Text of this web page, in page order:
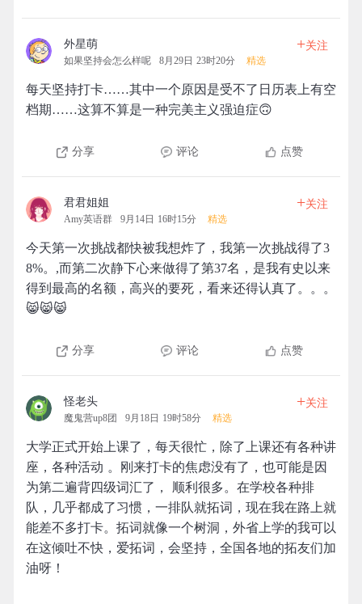
外星萌
如果坚持会怎么样呢 8月29日 23时20分 精选
+关注
每天坚持打卡……其中一个原因是受不了日历表上有空
档期……这算不算是一种完美主义强迫症🙃
分享 评论 点赞
君君姐姐
Amy英语群 9月14日 16时15分 精选
+关注
今天第一次挑战都快被我想炸了，我第一次挑战得了3
8%。,而第二次静下心来做得了第37名，是我有史以来
得到最高的名额，高兴的要死，看来还得认真了。。。
😸😸😸
分享 评论 点赞
怪老头
魔鬼营up8团 9月18日 19时58分 精选
+关注
大学正式开始上课了，每天很忙，除了上课还有各种讲
座，各种活动 。刚来打卡的焦虑没有了，也可能是因
为第二遍背四级词汇了， 顺利很多。在学校各种排
队，几乎都成了习惯，一排队就拓词，现在我在路上就
能差不多打卡。拓词就像一个树洞，外省上学的我可以
在这倾吐不快，爱拓词，会坚持，全国各地的拓友们加
油呀！